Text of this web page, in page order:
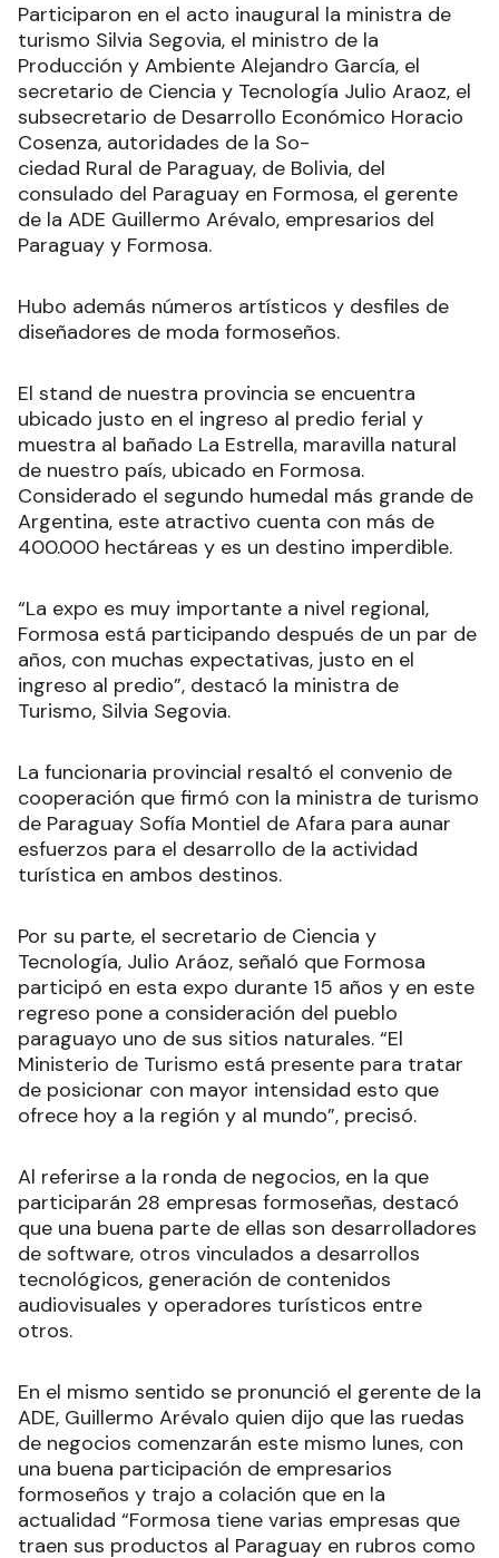
Participaron en el acto inaugural la ministra de
turismo Silvia Segovia, el ministro de la
Producción y Ambiente Alejandro García, el
secretario de Ciencia y Tecnología Julio Araoz, el
subsecretario de Desarrollo Económico Horacio
Cosenza, autoridades de la So-
ciedad Rural de Paraguay, de Bolivia, del
consulado del Paraguay en Formosa, el gerente
de la ADE Guillermo Arévalo, empresarios del
Paraguay y Formosa.
Hubo además números artísticos y desfiles de
diseñadores de moda formoseños.
El stand de nuestra provincia se encuentra
ubicado justo en el ingreso al predio ferial y
muestra al bañado La Estrella, maravilla natural
de nuestro país, ubicado en Formosa.
Considerado el segundo humedal más grande de
Argentina, este atractivo cuenta con más de
400.000 hectáreas y es un destino imperdible.
“La expo es muy importante a nivel regional,
Formosa está participando después de un par de
años, con muchas expectativas, justo en el
ingreso al predio”, destacó la ministra de
Turismo, Silvia Segovia.
La funcionaria provincial resaltó el convenio de
cooperación que firmó con la ministra de turismo
de Paraguay Sofía Montiel de Afara para aunar
esfuerzos para el desarrollo de la actividad
turística en ambos destinos.
Por su parte, el secretario de Ciencia y
Tecnología, Julio Aráoz, señaló que Formosa
participó en esta expo durante 15 años y en este
regreso pone a consideración del pueblo
paraguayo uno de sus sitios naturales. “El
Ministerio de Turismo está presente para tratar
de posicionar con mayor intensidad esto que
ofrece hoy a la región y al mundo”, precisó.
Al referirse a la ronda de negocios, en la que
participarán 28 empresas formoseñas, destacó
que una buena parte de ellas son desarrolladores
de software, otros vinculados a desarrollos
tecnológicos, generación de contenidos
audiovisuales y operadores turísticos entre
otros.
En el mismo sentido se pronunció el gerente de la
ADE, Guillermo Arévalo quien dijo que las ruedas
de negocios comenzarán este mismo lunes, con
una buena participación de empresarios
formoseños y trajo a colación que en la
actualidad “Formosa tiene varias empresas que
traen sus productos al Paraguay en rubros como